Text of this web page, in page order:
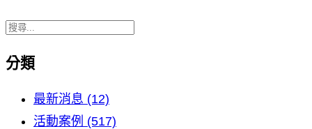
分類
最新消息 (12)
活動案例 (517)